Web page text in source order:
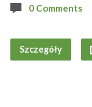
0 Comments
Szczegóły